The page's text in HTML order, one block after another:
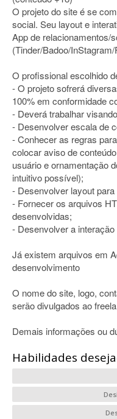
O projeto do site é se
social. Seu layout e
App de relacionamentos/
(Tinder/Badoo/
O profissional escolhido
- O projeto sofrerá
100% em conformidade
- Deverá trabalhar
- Desenvolver escala de
- Conhecer as regras
colocar aviso de
usuário e ornamentação
intuitivo possível);
- Desenvolver layout
- Fornecer os arquivos
desenvolvidas;
- Desenvolver a
Já existem arquivos em
desenvolvimento
O nome do site, logo,
serão divulgados ao
Demais informações ou
Habilidades